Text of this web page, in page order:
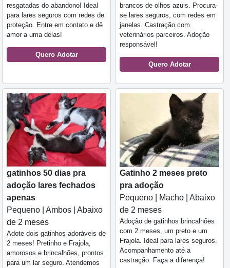
resgatadas do abandono! Ideal
para lares seguros com redes de
proteção. Entre em contato e dê
amor a uma delas!
Quero Adotar
brancos de olhos azuis. Procura-
se lares seguros, com redes em
janelas. Castração com
veterinários parceiros. Adoção
responsável!
Quero Adotar
gatinhos 50 dias pra
adoção lares fechados
apenas
Pequeno | Ambos | Abaixo
de 2 meses
Adote dois gatinhos adoráveis de
2 meses! Pretinho e Frajola,
amorosos e brincalhões, prontos
para um lar seguro. Atendemos
Gatinho 2 meses preto
pra adoção
Pequeno | Macho | Abaixo
de 2 meses
Adoção de gatinhos brincalhões
com 2 meses, um preto e um
Frajola. Ideal para lares seguros.
Acompanhamento até a
castração. Faça a diferença!